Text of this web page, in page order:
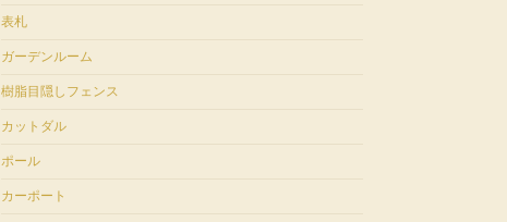
表札
ガーデンルーム
樹脂目隠しフェンス
カットダル
ポール
カーポート